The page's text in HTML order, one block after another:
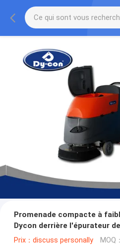
Promenade compacte à
Dycon derrière l'épurateur
décapant de plancher
Prix：discuss personally MOQ